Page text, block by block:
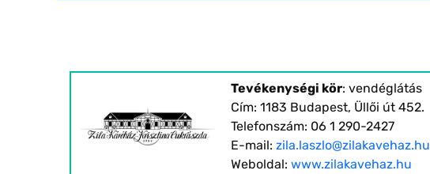
Tevékenységi kör: vendéglátás
Cím: 1183 Budapest, Üllői út 452.
Telefonszám: 06 1 290-2427
E-mail: zila.laszlo@zilakavehaz.hu
Weboldal: www.zilakavehaz.hu